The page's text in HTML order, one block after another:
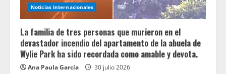
Noticias Internacionales
La familia de tres personas que murieron en el
devastador incendio del apartamento de la abuela de
Wylie Park ha sido recordada como amable y devota.
Ana Paula García 30 julio 2026